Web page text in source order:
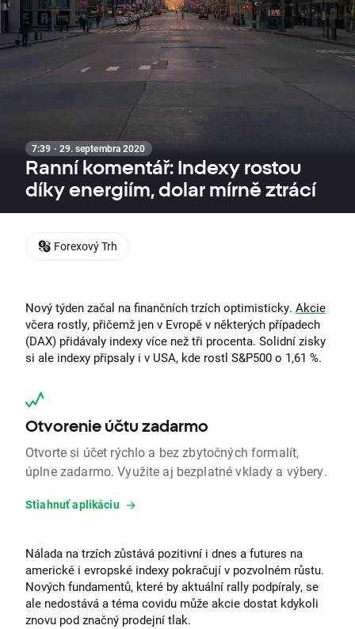
7:39 · 29. septembra 2020
Ranní komentář: Indexy rostou
díky energiím, dolar mírně ztrácí
Nový týden začal na finančních trzích optimisticky. Akcie
včera rostly, přičemž jen v Evropě v některých případech
(DAX) přidávaly indexy více než tři procenta. Solidní zisky
si ale indexy připsaly i v USA, kde rostl S&P500 o 1,61 %.
Otvorenie účtu zadarmo
Otvorte si účet rýchlo a bez zbytočných formalít,
úplne zadarmo. Využite aj bezplatné vklady a výbery.
Stiahnuť aplikáciu
Nálada na trzích zůstává pozitivní i dnes a futures na
americké i evropské indexy pokračují v pozvolném růstu.
Nových fundamentů, které by aktuální rally podpíraly, se
ale nedostává a téma covidu může akcie dostat kdykoli
znovu pod značný prodejní tlak.
Forexový Trh